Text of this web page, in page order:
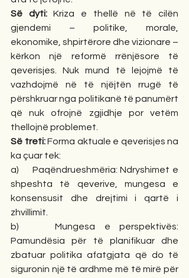
Së dyti: Kriza e thellë në të cilën
gjendemi – politike, morale,
ekonomike, shpirtërore dhe vizionare –
kërkon një reformë rrënjësore të
qeverisjes. Nuk mund të lejojmë të
vazhdojmë në të njëjtën rrugë të
përshkruar nga politikanë të panumërt
që nuk ofrojnë zgjidhje por vetëm
thellojnë problemet.
Së treti: Forma aktuale e qeverisjes na
ka çuar tek:
a)     Paqëndrueshmëria: Ndryshimet e
shpeshta të qeverive, mungesa e
konsensusit dhe drejtimi i qartë i
zhvillimit.
b)    Mungesa e perspektivës:
Pamundësia për të planifikuar dhe
zbatuar politika afatgjata që do të
siguronin një të ardhme më të mirë për